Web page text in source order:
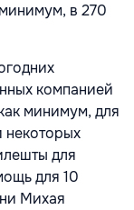
в 270
компанией
минимум, для
некоторых
для
для 10
Михая